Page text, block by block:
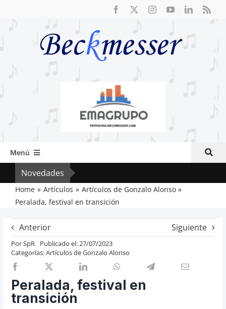
Menú
Inicio
Actual
Artículos
Crítica
Previos de ópera
Entrevistas
Recomendación
Cosas de Beckmesser
Nosotros y privacidad
Novedades
Home Artículos
Artículos de Gonzalo Alonso
Peralada, festival en transición
Anterior Siguiente
PorSpR
Publicado el: 27/07/2023
Categorías:Artículos de Gonzalo Alonso
Peralada, festival en
transición